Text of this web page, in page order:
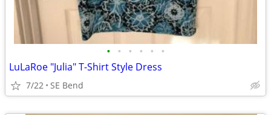
• • • • • •
LuLaRoe "Julia" T-Shirt Style Dress
7/22 SE Bend